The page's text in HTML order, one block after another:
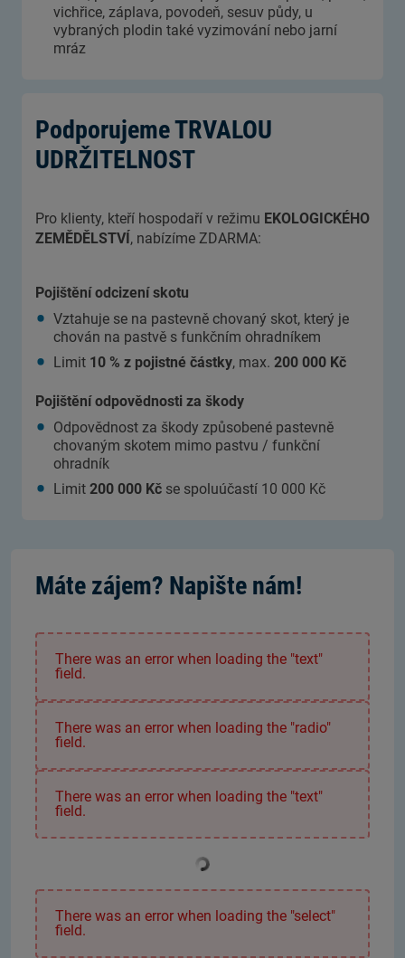
vichřice, záplava, povodeň, sesuv půdy, u
vybraných plodin také vyzimování nebo jarní
mráz
Podporujeme TRVALOU
UDRŽITELNOST
Pro klienty, kteří hospodaří v režimu EKOLOGICKÉHO
ZEMĚDĚLSTVÍ, nabízíme ZDARMA:
Pojištění odcizení skotu
Vztahuje se na pastevně chovaný skot, který je
chován na pastvě s funkčním ohradníkem
Limit 10 % z pojistné částky, max. 200 000 Kč
Pojištění odpovědnosti za škody
Odpovědnost za škody způsobené pastevně
chovaným skotem mimo pastvu / funkční
ohradník
Limit 200 000 Kč se spoluúčastí 10 000 Kč
Máte zájem? Napište nám!
There was an error when loading the "text"
field.
There was an error when loading the "radio"
field.
There was an error when loading the "text"
field.
There was an error when loading the "select"
field.